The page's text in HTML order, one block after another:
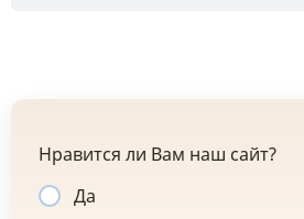
Нравится ли Вам наш сайт?
Да